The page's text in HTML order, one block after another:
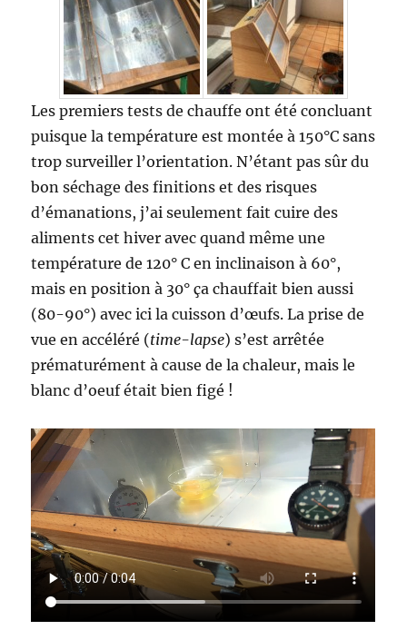
Les premiers tests de chauffe ont été concluant
puisque la température est montée à 150°C sans
trop surveiller l’orientation. N’étant pas sûr du
bon séchage des finitions et des risques
d’émanations, j’ai seulement fait cuire des
aliments cet hiver avec quand même une
température de 120° C en inclinaison à 60°,
mais en position à 30° ça chauffait bien aussi
(80-90°) avec ici la cuisson d’œufs. La prise de
vue en accéléré (time-lapse) s’est arrêtée
prématurément à cause de la chaleur, mais le
blanc d’oeuf était bien figé !